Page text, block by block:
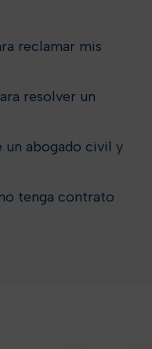
reclamar mis
resolver un
un abogado civil y
tenga contrato